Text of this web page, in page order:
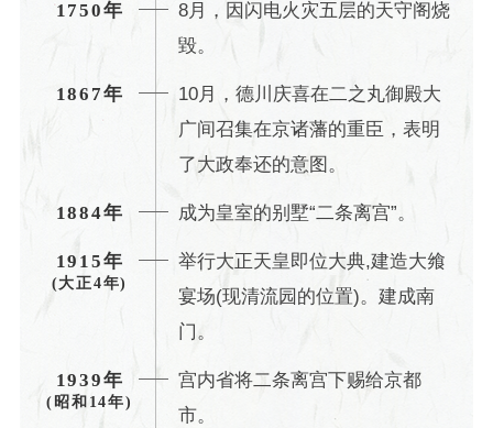
1750年
8月，因闪电火灾五层的天守阁烧
毀。
1867年
10月，德川庆喜在二之丸御殿大
广间召集在京诸藩的重臣，表明
了大政奉还的意图。
1884年 成为皇室的别墅“二条离宫”。
1915年
(大正4年)
举行大正天皇即位大典,建造大飨
宴场(现清流园的位置)。建成南
门。
1939年
(昭和14年)
宫内省将二条离宫下赐给京都
市。